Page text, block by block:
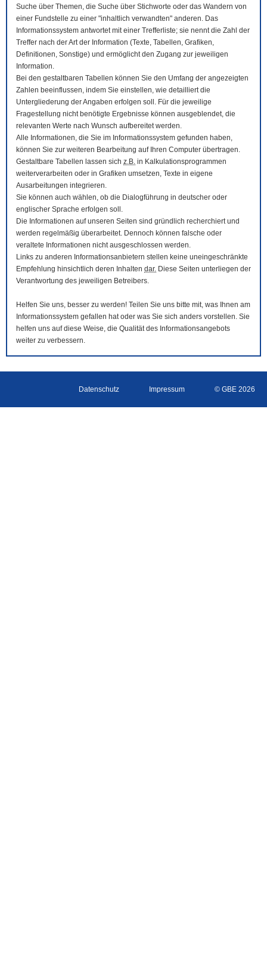
Suche über Themen, die Suche über Stichworte oder das Wandern von
einer Fundstelle zu einer "inhaltlich verwandten" anderen. Das
Informationssystem antwortet mit einer Trefferliste; sie nennt die Zahl der
Treffer nach der Art der Information (Texte, Tabellen, Grafiken,
Definitionen, Sonstige) und ermöglicht den Zugang zur jeweiligen
Information.
Bei den gestaltbaren Tabellen können Sie den Umfang der angezeigten
Zahlen beeinflussen, indem Sie einstellen, wie detailliert die
Untergliederung der Angaben erfolgen soll. Für die jeweilige
Fragestellung nicht benötigte Ergebnisse können ausgeblendet, die
relevanten Werte nach Wunsch aufbereitet werden.
Alle Informationen, die Sie im Informationssystem gefunden haben,
können Sie zur weiteren Bearbeitung auf Ihren Computer übertragen.
Gestaltbare Tabellen lassen sich z.B. in Kalkulationsprogrammen
weiterverarbeiten oder in Grafiken umsetzen, Texte in eigene
Ausarbeitungen integrieren.
Sie können auch wählen, ob die Dialogführung in deutscher oder
englischer Sprache erfolgen soll.
Die Informationen auf unseren Seiten sind gründlich recherchiert und
werden regelmäßig überarbeitet. Dennoch können falsche oder
veraltete Informationen nicht ausgeschlossen werden.
Links zu anderen Informationsanbietern stellen keine uneingeschränkte
Empfehlung hinsichtlich deren Inhalten dar. Diese Seiten unterliegen der
Verantwortung des jeweiligen Betreibers.
Helfen Sie uns, besser zu werden! Teilen Sie uns bitte mit, was Ihnen am
Informationssystem gefallen hat oder was Sie sich anders vorstellen. Sie
helfen uns auf diese Weise, die Qualität des Informationsangebots
weiter zu verbessern.
Datenschutz Impressum © GBE 2026